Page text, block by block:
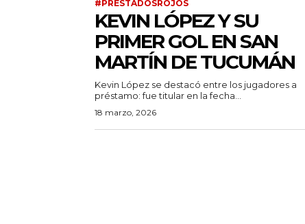
#PRESTADOSROJOS
KEVIN LÓPEZ Y SU
PRIMER GOL EN SAN
MARTÍN DE TUCUMÁN
Kevin López se destacó entre los jugadores a
préstamo: fue titular en la fecha...
18 marzo, 2026